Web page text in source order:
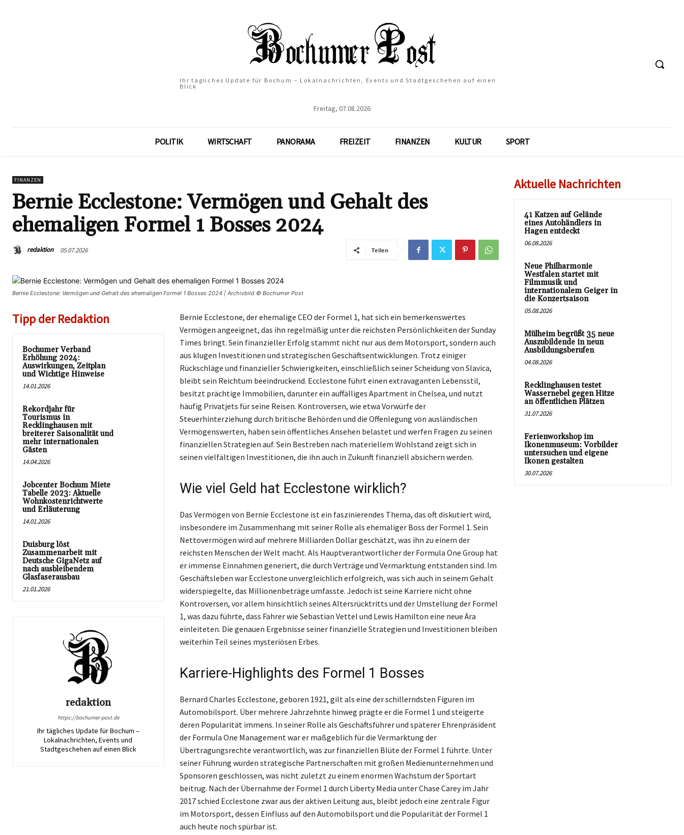
Ihr tägliches Update für Bochum – Lokalnachrichten, Events und Stadtgeschehen auf einen
Blick
Freitag, 07.08.2026
POLITIK WIRTSCHAFT PANORAMA FREIZEIT FINANZEN KULTUR SPORT
FINANZEN
Bernie Ecclestone: Vermögen und Gehalt des
ehemaligen Formel 1 Bosses 2024
redaktion 05.07.2026 Teilen
Bernie Ecclestone: Vermögen und Gehalt des ehemaligen Formel 1 Bosses 2024 | Archivbild © Bochumer Post
Tipp der Redaktion
Bochumer Verband
Erhöhung 2024:
Auswirkungen, Zeitplan
und Wichtige Hinweise
14.01.2026
Rekordjahr für
Tourismus in
Recklinghausen mit
breiterer Saisonalität und
mehr internationalen
Gästen
14.04.2026
Jobcenter Bochum Miete
Tabelle 2023: Aktuelle
Wohnkostenrichtwerte
und Erläuterung
14.01.2026
Duisburg löst
Zusammenarbeit mit
Deutsche GigaNetz auf
nach ausbleibendem
Glasfaserausbau
21.01.2026
redaktion
https://bochumer-post.de
Ihr tägliches Update für Bochum –
Lokalnachrichten, Events und
Stadtgeschehen auf einen Blick
Bernie Ecclestone, der ehemalige CEO der Formel 1, hat sich ein bemerkenswertes
Vermögen angeeignet, das ihn regelmäßig unter die reichsten Persönlichkeiten der Sunday
Times bringt. Sein finanzieller Erfolg stammt nicht nur aus dem Motorsport, sondern auch
aus klugen Investitionen und strategischen Geschäftsentwicklungen. Trotz einiger
Rückschläge und finanzieller Schwierigkeiten, einschließlich seiner Scheidung von Slavica,
bleibt sein Reichtum beeindruckend. Ecclestone führt einen extravaganten Lebensstil,
besitzt prächtige Immobilien, darunter ein auffälliges Apartment in Chelsea, und nutzt
häufig Privatjets für seine Reisen. Kontroversen, wie etwa Vorwürfe der
Steuerhinterziehung durch britische Behörden und die Offenlegung von ausländischen
Vermögenswerten, haben sein öffentliches Ansehen belastet und werfen Fragen zu seinen
finanziellen Strategien auf. Sein Bestreben nach materiellem Wohlstand zeigt sich in
seinen vielfältigen Investitionen, die ihn auch in Zukunft finanziell absichern werden.
Wie viel Geld hat Ecclestone wirklich?
Das Vermögen von Bernie Ecclestone ist ein faszinierendes Thema, das oft diskutiert wird,
insbesondere im Zusammenhang mit seiner Rolle als ehemaliger Boss der Formel 1. Sein
Nettovermögen wird auf mehrere Milliarden Dollar geschätzt, was ihn zu einem der
reichsten Menschen der Welt macht. Als Hauptverantwortlicher der Formula One Group hat
er immense Einnahmen generiert, die durch Verträge und Vermarktung entstanden sind. Im
Geschäftsleben war Ecclestone unvergleichlich erfolgreich, was sich auch in seinem Gehalt
widerspiegelte, das Millionenbeträge umfasste. Jedoch ist seine Karriere nicht ohne
Kontroversen, vor allem hinsichtlich seines Altersrücktritts und der Umstellung der Formel
1, was dazu führte, dass Fahrer wie Sebastian Vettel und Lewis Hamilton eine neue Ära
einleiteten. Die genauen Ergebnisse seiner finanzielle Strategien und Investitionen bleiben
weiterhin Teil seines mysteriösen Erbes.
Karriere-Highlights des Formel 1 Bosses
Bernard Charles Ecclestone, geboren 1921, gilt als eine der schillerndsten Figuren im
Automobilsport. Über mehrere Jahrzehnte hinweg prägte er die Formel 1 und steigerte
deren Popularität immens. In seiner Rolle als Geschäftsführer und späterer Ehrenpräsident
der Formula One Management war er maßgeblich für die Vermarktung der
Übertragungsrechte verantwortlich, was zur finanziellen Blüte der Formel 1 führte. Unter
seiner Führung wurden strategische Partnerschaften mit großen Medienunternehmen und
Sponsoren geschlossen, was nicht zuletzt zu einem enormen Wachstum der Sportart
beitrug. Nach der Übernahme der Formel 1 durch Liberty Media unter Chase Carey im Jahr
2017 schied Ecclestone zwar aus der aktiven Leitung aus, bleibt jedoch eine zentrale Figur
im Motorsport, dessen Einfluss auf den Automobilsport und die Popularität der Formel 1
auch heute noch spürbar ist.
Aktuelle Nachrichten
41 Katzen auf Gelände
eines Autohändlers in
Hagen entdeckt
06.08.2026
Neue Philharmonie
Westfalen startet mit
Filmmusik und
internationalem Geiger in
die Konzertsaison
05.08.2026
Mülheim begrüßt 35 neue
Auszubildende in neun
Ausbildungsberufen
04.08.2026
Recklinghausen testet
Wassernebel gegen Hitze
an öffentlichen Plätzen
31.07.2026
Ferienworkshop im
Ikonenmuseum: Vorbilder
untersuchen und eigene
Ikonen gestalten
30.07.2026